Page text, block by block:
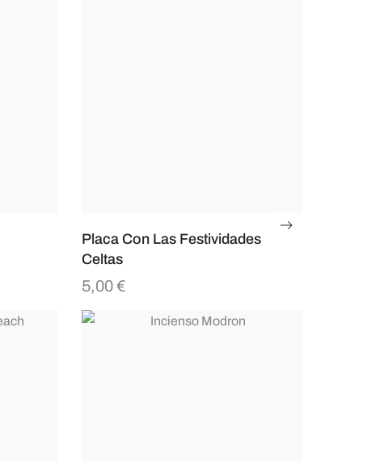
Placa Con Las Festividades
Celtas
5,00€